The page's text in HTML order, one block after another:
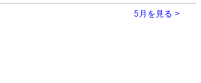
5月を見る >